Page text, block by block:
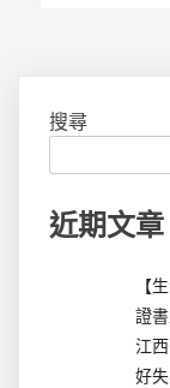
搜尋
近期文章
【
證
江
好